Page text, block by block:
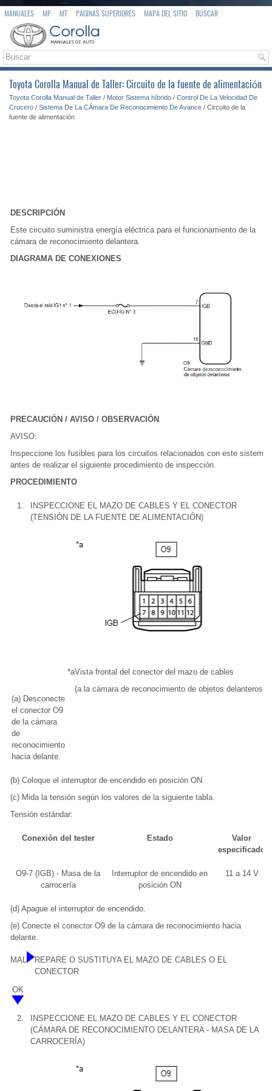
MANUALES MP MT PAGINAS SUPERIORES MAPA DEL SITIO BUSCAR
Toyota Corolla Manual de Taller: Circuito de la fuente de alimentación
Toyota Corolla Manual de Taller / Motor Sistema híbrido / Control De La Velocidad De
Crucero / Sistema De La CÁmara De Reconocimiento De Avance / Circuito de la
fuente de alimentación
DESCRIPCIÓN
Este circuito suministra energía eléctrica para el funcionamiento de la
cámara de reconocimiento delantera.
DIAGRAMA DE CONEXIONES
PRECAUCIÓN / AVISO / OBSERVACIÓN
AVISO:
Inspeccione los fusibles para los circuitos relacionados con este sistema
antes de realizar el siguiente procedimiento de inspección.
PROCEDIMIENTO
1.
INSPECCIONE EL MAZO DE CABLES Y EL CONECTOR
(TENSIÓN DE LA FUENTE DE ALIMENTACIÓN)
(a) Desconecte
el conector O9
de la cámara
de
reconocimiento
hacia delante.
*aVista frontal del conector del mazo de cables
(a la cámara de reconocimiento de objetos delanteros)
(b) Coloque el interruptor de encendido en posición ON.
(c) Mida la tensión según los valores de la siguiente tabla.
Tensión estándar:
Conexión del tester Estado
Valor
especificado
O9-7 (IGB) - Masa de la
carrocería
Interruptor de encendido en
posición ON
11 a 14 V
(d) Apague el interruptor de encendido.
(e) Conecte el conector O9 de la cámara de reconocimiento hacia
delante.
MAL
REPARE O SUSTITUYA EL MAZO DE CABLES O EL
CONECTOR
OK
2.
INSPECCIONE EL MAZO DE CABLES Y EL CONECTOR
(CÁMARA DE RECONOCIMIENTO DELANTERA - MASA DE LA
CARROCERÍA)